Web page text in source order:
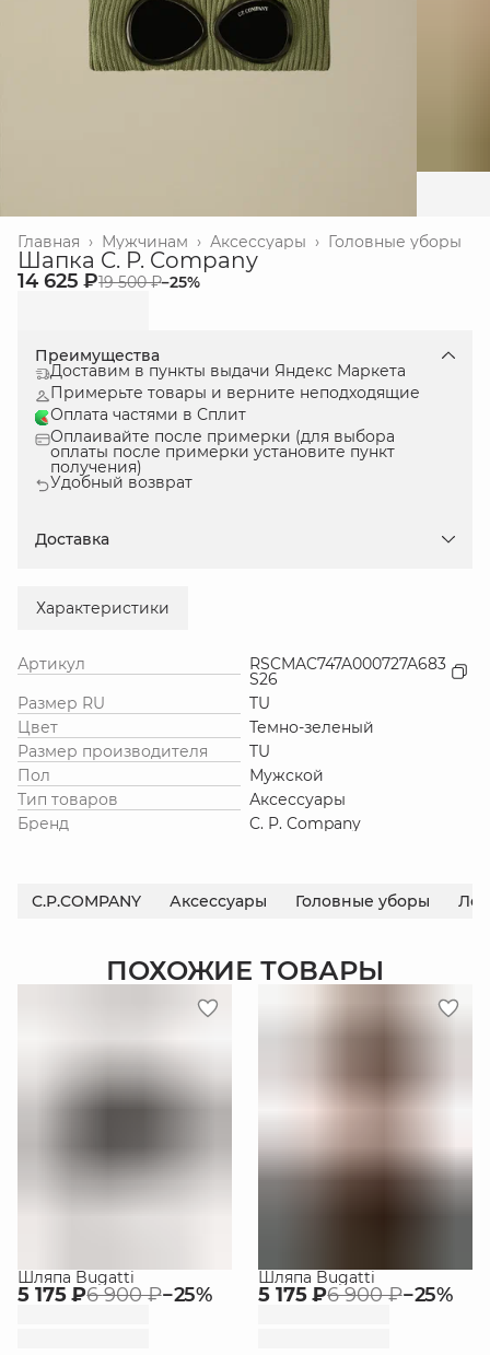
Головные уборы
Аксессуары ›
Мужчинам ›
Главная ›
Шапка C. P. Company
14 625 ₽19 500 ₽−25%
Преимущества
Доставим в пункты выдачи Яндекс Маркета
Примерьте товары и верните неподходящие
Оплата частями в Сплит
Оплаивайте после примерки (для выбора
оплаты после примерки установите пункт
получения)
Удобный возврат
Доставка
Характеристики
Артикул RSCMAC747A000727A683
S26
Размер RU
TU
Цвет
Темно-зеленый
Размер производителя
TU
Пол
Мужской
Тип товаров
Аксессуары
Бренд
C. P. Company
C.P.COMPANY Аксессуары Головные уборы
ПОХОЖИЕ ТОВАРЫ
Шляпа Bugatti
5 175 ₽6 900 ₽−25%
Шляпа Bugatti
5 175 ₽6 900 ₽−25%